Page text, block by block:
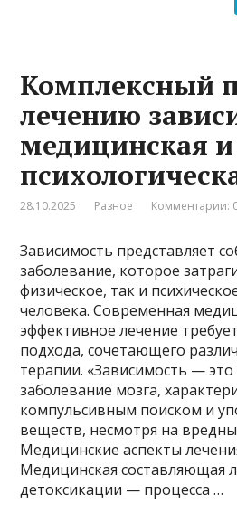
Комплексный
лечению
медицинская и
28.10.2025 Разное Комментарии:
Зависимость представляет
заболевание, которое
физическое, так и
человека. Современная
эффективное лечение
подхода, сочетающего
терапии. «Зависимость — это
заболевание мозга,
компульсивным поиском и
веществ, несмотря на
Медицинские аспекты
Медицинская составляющая
детоксикации — процесса …